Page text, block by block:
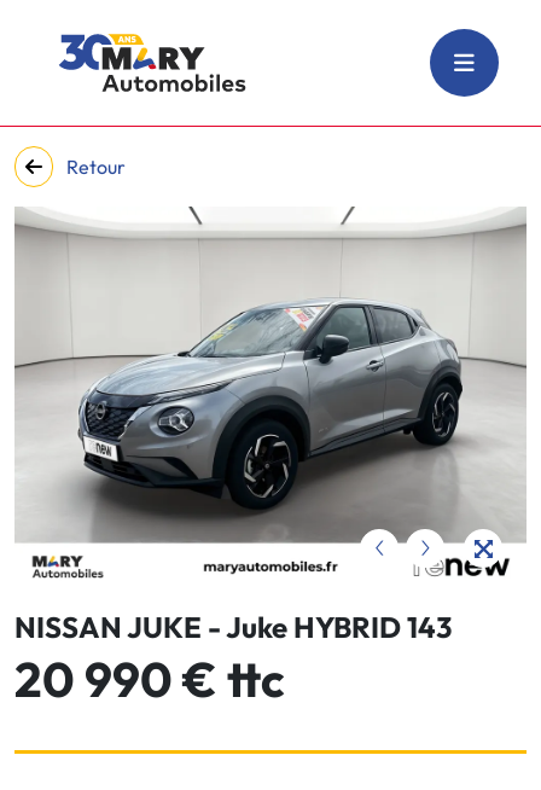
Retour
‹ ›
NISSAN JUKE - Juke HYBRID 143
20 990 € ttc